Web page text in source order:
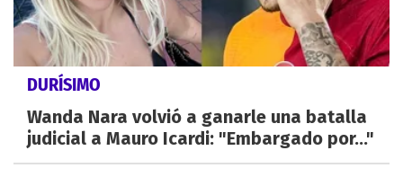
DURÍSIMO
Wanda Nara volvió a ganarle una batalla
judicial a Mauro Icardi: "Embargado por..."